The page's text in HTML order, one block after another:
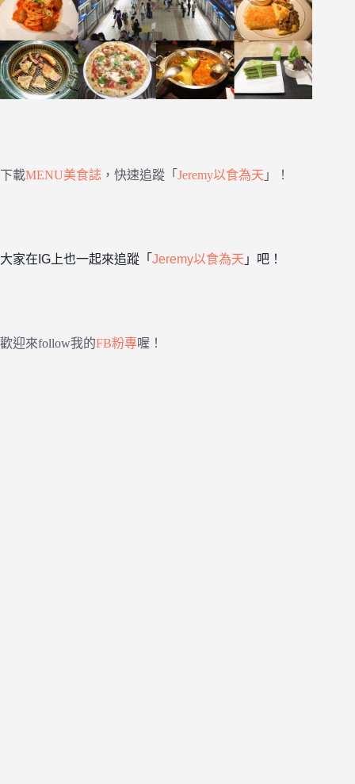
下載MENU美食誌 ，快速追蹤「 Jeremy以食為天 」！
大家在IG上也一起來追蹤「 Jeremy以食為天 」吧！
歡迎來follow我的FB粉專喔！